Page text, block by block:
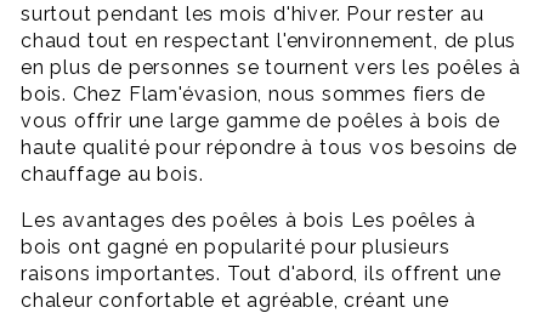
surtout pendant les mois d'hiver. Pour rester au
chaud tout en respectant l'environnement, de plus
en plus de personnes se tournent vers les poêles à
bois. Chez Flam'évasion, nous sommes fiers de
vous offrir une large gamme de poêles à bois de
haute qualité pour répondre à tous vos besoins de
chauffage au bois.
Les avantages des poêles à bois Les poêles à
bois ont gagné en popularité pour plusieurs
raisons importantes. Tout d'abord, ils offrent une
chaleur confortable et agréable, créant une